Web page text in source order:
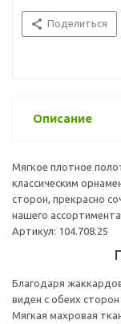
Поделиться
Описание
Мягкое плотное
классическим
сторон, прекрасно
нашего ассортимента.
Артикул: 104.708.25
Благодаря
виден с обеих сторон
Мягкая махровая